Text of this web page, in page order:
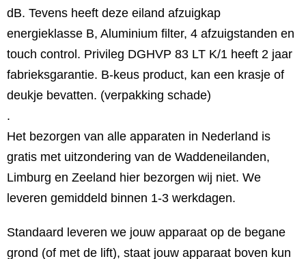
dB. Tevens heeft deze eiland afzuigkap
energieklasse B, Aluminium filter, 4 afzuigstanden en
touch control. Privileg DGHVP 83 LT K/1 heeft 2 jaar
fabrieksgarantie. B-keus product, kan een krasje of
deukje bevatten. (verpakking schade)
.
Het bezorgen van alle apparaten in Nederland is
gratis met uitzondering van de Waddeneilanden,
Limburg en Zeeland hier bezorgen wij niet. We
leveren gemiddeld binnen 1-3 werkdagen.
Standaard leveren we jouw apparaat op de begane
grond (of met de lift), staat jouw apparaat boven kun